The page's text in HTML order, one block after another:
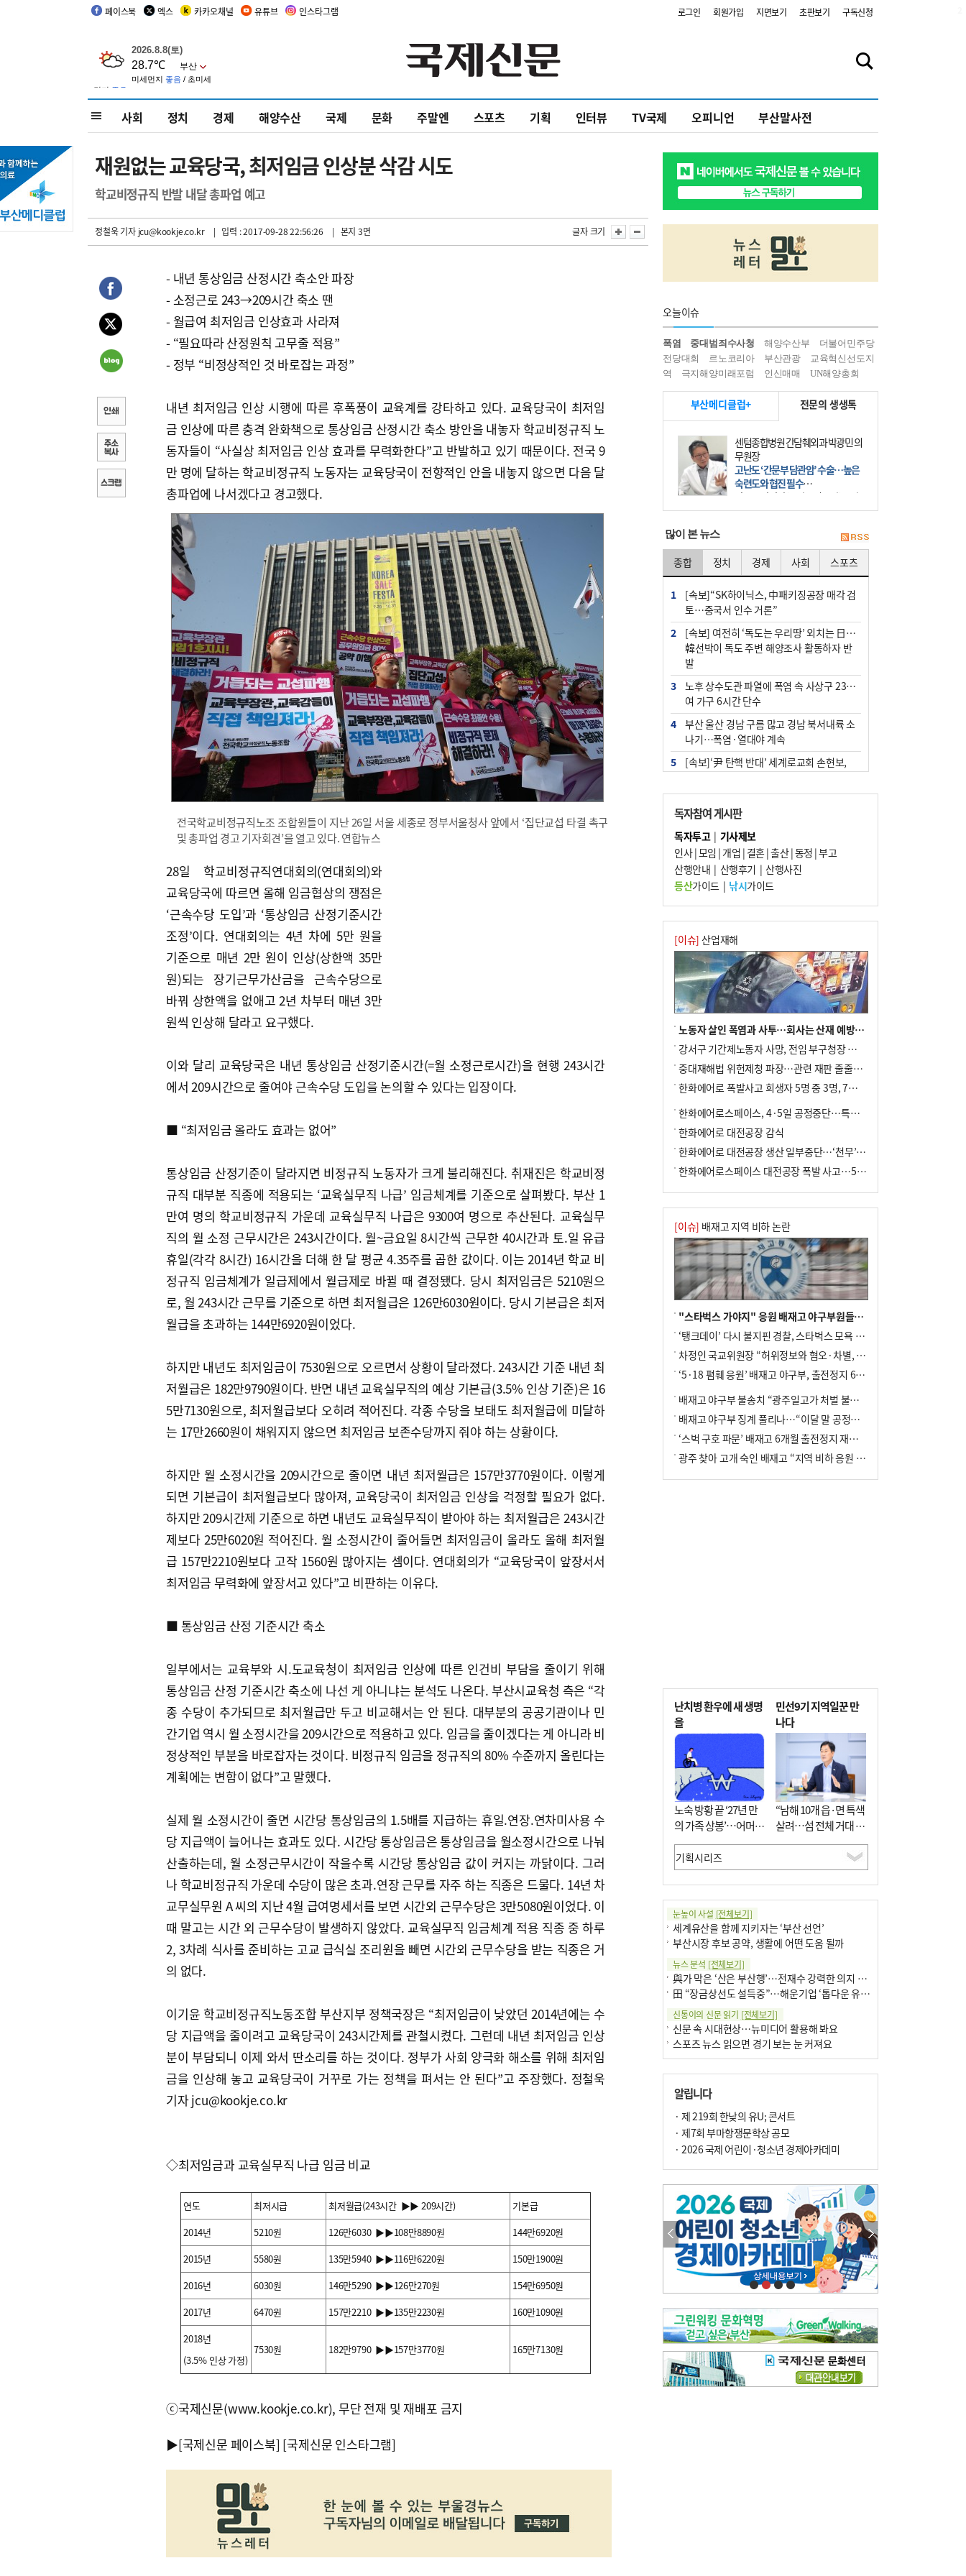
페이스북 엑스 카카오채널 유튜브 인스타그램 로그인 회원가입 지면보기 초판보기 구독신청
사회 정치 경제 해양수산 국제 문화 주말엔 스포츠 기획 인터뷰 TV국제 오피니언 부산말사전
재원없는 교육당국, 최저임금 인상분 삭감 시도
학교비정규직 반발 내달 총파업 예고
정철욱 기자jcu@kookje.co.kr | 입력 : 2017-09-28 22:56:26 | 본지 3면 글자 크기
- 내년 통상임금 산정시간 축소안 파장
- 소정근로 243→209시간 축소 땐
- 월급여 최저임금 인상효과 사라져
- “필요따라 산정원칙 고무줄 적용”
- 정부 “비정상적인 것 바로잡는 과정”
내년 최저임금 인상 시행에 따른 후폭풍이 교육계를 강타하고 있다. 교육당국이 최저임
금 인상에 따른 충격 완화책으로 통상임금 산정시간 축소 방안을 내놓자 학교비정규직 노
동자들이 “사실상 최저임금 인상 효과를 무력화한다”고 반발하고 있기 때문이다. 전국 9
만 명에 달하는 학교비정규직 노동자는 교육당국이 전향적인 안을 내놓지 않으면 다음 달
총파업에 나서겠다고 경고했다.
전국학교비정규직노조 조합원들이 지난 26일 서울 세종로 정부서울청사 앞에서 ‘집단교섭 타결 촉구
및 총파업 경고 기자회견’을 열고 있다. 연합뉴스
28일 학교비정규직연대회의(연대회의)와
교육당국에 따르면 올해 임금협상의 쟁점은
‘근속수당 도입’과 ‘통상임금 산정기준시간
조정’이다. 연대회의는 4년 차에 5만 원을
기준으로 매년 2만 원이 인상(상한액 35만
원)되는 장기근무가산금을 근속수당으로
바꿔 상한액을 없애고 2년 차부터 매년 3만
원씩 인상해 달라고 요구했다.
이와 달리 교육당국은 내년 통상임금 산정기준시간(=월 소정근로시간)을 현행 243시간
에서 209시간으로 줄여야 근속수당 도입을 논의할 수 있다는 입장이다.
■ “최저임금 올라도 효과는 없어”
통상임금 산정기준이 달라지면 비정규직 노동자가 크게 불리해진다. 취재진은 학교비정
규직 대부분 직종에 적용되는 ‘교육실무직 나급’ 임금체계를 기준으로 살펴봤다. 부산 1
만여 명의 학교비정규직 가운데 교육실무직 나급은 9300여 명으로 추산된다. 교육실무
직의 월 소정 근무시간은 243시간이다. 월~금요일 8시간씩 근무한 40시간과 토.일 유급
휴일(각각 8시간) 16시간을 더해 한 달 평균 4.35주를 곱한 값이다. 이는 2014년 학교 비
정규직 임금체계가 일급제에서 월급제로 바뀔 때 결정됐다. 당시 최저임금은 5210원으
로, 월 243시간 근무를 기준으로 하면 최저월급은 126만6030원이다. 당시 기본급은 최저
월급을 초과하는 144만6920원이었다.
하지만 내년도 최저임금이 7530원으로 오르면서 상황이 달라졌다. 243시간 기준 내년 최
저월급은 182만9790원이다. 반면 내년 교육실무직의 예상 기본급(3.5% 인상 기준)은 16
5만7130원으로, 최저월급보다 오히려 적어진다. 각종 수당을 보태도 최저월급에 미달하
는 17만2660원이 채워지지 않으면 최저임금 보존수당까지 줘야 하는 상황이다.
하지만 월 소정시간을 209시간으로 줄이면 내년 최저월급은 157만3770원이다. 이렇게
되면 기본급이 최저월급보다 많아져, 교육당국이 최저임금 인상을 걱정할 필요가 없다.
하지만 209시간제 기준으로 하면 내년도 교육실무직이 받아야 하는 최저월급은 243시간
제보다 25만6020원 적어진다. 월 소정시간이 줄어들면 최저임금이 올라도 올해 최저월
급 157만2210원보다 고작 1560원 많아지는 셈이다. 연대회의가 “교육당국이 앞장서서
최저임금 무력화에 앞장서고 있다”고 비판하는 이유다.
■ 통상임금 산정 기준시간 축소
일부에서는 교육부와 시.도교육청이 최저임금 인상에 따른 인건비 부담을 줄이기 위해
통상임금 산정 기준시간 축소에 나선 게 아니냐는 분석도 나온다. 부산시교육청 측은 “각
종 수당이 추가되므로 최저월급만 두고 비교해서는 안 된다. 대부분의 공공기관이나 민
간기업 역시 월 소정시간을 209시간으로 적용하고 있다. 임금을 줄이겠다는 게 아니라 비
정상적인 부분을 바로잡자는 것이다. 비정규직 임금을 정규직의 80% 수준까지 올린다는
계획에는 변함이 없다”고 말했다.
실제 월 소정시간이 줄면 시간당 통상임금의 1.5배를 지급하는 휴일.연장.연차미사용 수
당 지급액이 늘어나는 효과도 있다. 시간당 통상임금은 통상임금을 월소정시간으로 나눠
산출하는데, 월 소정근무시간이 작을수록 시간당 통상임금 값이 커지는 까닭이다. 그러
나 학교비정규직 가운데 수당이 많은 초과.연장 근무를 자주 하는 직종은 드물다. 14년 차
교무실무원 A 씨의 지난 4월 급여명세서를 보면 시간외 근무수당은 3만5080원이었다. 이
때 말고는 시간 외 근무수당이 발생하지 않았다. 교육실무직 임금체계 적용 직종 중 하루
2, 3차례 식사를 준비하는 고교 급식실 조리원을 빼면 시간외 근무수당을 받는 직종은 거
의 없다.
이기윤 학교비정규직노동조합 부산지부 정책국장은 “최저임금이 낮았던 2014년에는 수
당 지급액을 줄이려고 교육당국이 243시간제를 관철시켰다. 그런데 내년 최저임금 인상
분이 부담되니 이제 와서 딴소리를 하는 것이다. 정부가 사회 양극화 해소를 위해 최저임
금을 인상해 놓고 교육당국이 거꾸로 가는 정책을 펴서는 안 된다”고 주장했다. 정철욱
기자 jcu@kookje.co.kr
◇최저임금과 교육실무직 나급 임금 비교
연도 최저시급 최저월급(243시간 ▶▶ 209시간)
기본급
2014년
5210원 126만6030 ▶▶108만8890원
144만6920원
2015년
5580원 135만5940 ▶▶116만6220원
150만1900원
2016년
6030원 146만5290 ▶▶126만270원
154만6950원
2017년
6470원 157만2210 ▶▶135만2230원
160만1090원
2018년
(3.5% 인상 가정)
7530원 182만9790 ▶▶157만3770원 165만7130원
ⓒ국제신문(www.kookje.co.kr), 무단 전재 및 재배포 금지
▶[국제신문 페이스북] [국제신문 인스타그램]
오늘이슈
폭염 중대범죄수사청 해양수산부
더불어민주당
전당대회
르노코리아 부산관광
교육혁신선도지
역
극지해양미래포럼 인신매매 UN해양총회
부산메디클럽+ 전문의 생생톡
센텀종합병원 간담췌외과 박광민 의
무원장
고난도 ‘간문부 담관암’ 수술…높은
숙련도와 협진 필수
간문부 담관암(클라츠킨 종양)은 좌
우 간에서 나오는, 담관(담즙 배출 경
部)’에 생기는 악성 종양이다. 간동맥
문맥 림프절 담
많이 본 뉴스
종합 정치 경제 사회 스포츠
1
[속보]“SK하이닉스, 中패키징공장 매각 검
토…중국서 인수 거론”
2
[속보] 여전히 ‘독도는 우리땅’ 외치는 日…
韓선박이 독도 주변 해양조사 활동하자 반
발
3
노후 상수도관 파열에 폭염 속 사상구 2300
여 가구 6시간 단수
4
부산 울산 경남 구름 많고 경남 북서내륙 소
나기…폭염·열대야 계속
5
[속보]‘尹 탄핵 반대’ 세계로교회 손현보,
군사기밀 유출자 색출 지시
7
부산 주유소 휘발유 평균가 ℓ당 1849원…
전주보다 3원 ↓
8
[속보] ‘심판 성접대’ 논란 축구협회 공식 사
과…“현재는 부적절 행위 없어”
10 "올해 코스피 사이드카 43회 중 25회는 삼
전닉스 ETF 이후 발생"
독자참여 게시판
독자투고| 기사제보
인사|모임 | 개업 | 결혼|출산|동정 |부고
산행안내 | 산행후기 | 산행사진
등산가이드| 낚시가이드
[이슈] 산업재해
노동자 살인 폭염과 사투…회사는 산재 예방·전기료 절감 전력
강서구 기간제노동자 사망, 전임 부구청장 檢 송치
중대재해법 위헌제청 파장…관련 재판 줄줄이 브레이크
한화에어로 폭발사고 희생자 5명 중 3명, 7일 영면
한화에어로스페이스, 4·5일 공정중단…특별 안전점검
한화에어로 대전공장 감식
한화에어로 대전공장 생산 일부중단…‘천무’ 수출 비상
한화에어로스페이스 대전공장 폭발 사고…5명 사망·2명 부상(종합)
[이슈] 배재고 지역 비하 논란
"스타벅스 가야지" 응원 배재고 야구부원들, 학교서 징계 처분
‘탱크데이’ 다시 불지핀 경찰, 스타벅스 모욕 혐의 압수수색
차정인 국교위원장 “허위정보와 혐오·차별, 학교 교실까지 유입"
‘5·18 폄훼 응원’ 배재고 야구부, 출전정지 6개월→1개월 감경
배재고 야구부 불송치 “광주일고가 처벌 불원 의사 표해”
배재고 야구부 징계 풀리나…“이달 말 공정위서 재심의”
‘스벅 구호 파문’ 배재고 6개월 출전정지 재심 신청키로
광주 찾아 고개 숙인 배재고 “지역 비하 응원 잘못”(종합)
난치병 환우에 새 생명
을
노숙 방황 끝 ‘27년 만
의 가족 상봉’…어머니
와 행복 꿈꿔
민선9기 지역일꾼 만
나다
“남해 10개 읍·면 특색
살려…섬 전체 거대 정
원으로 조성”
눈높이 사설 [전체보기]
세계유산을 함께 지키자는 ‘부산 선언’
부산시장 후보 공약, 생활에 어떤 도움 될까
뉴스 분석 [전체보기]
與가 막은 ‘산은 부산행’…전재수 강력한 의지 표명 없인 공염불
田 “장금상선도 설득중”…해운기업 ‘톱다운 유치전’ 가속
신통이의 신문 읽기 [전체보기]
신문 속 시대현상…뉴미디어 활용해 봐요
스포츠 뉴스 읽으면 경기 보는 눈 커져요
구·군 승진 축하화분 관행 없애자니 소상공인 울상
팩트체크[전체보기]
의령 한우산 털중나리
한 손 뉴스[전체보기]
시민이 개발한 폭염 대응 앱 ‘그늘로’ 길안내 지도 등 인기
골목 맛집 발굴 고메 셀렉션…부산시, 페스티벌 시월 연계
오늘의 날씨-[전체보기]
오늘의 날씨- 2026년 8월 7일
오늘의 날씨- 2026년 8월 6일
우리 결혼해요-[전체보기]
우리 결혼해요- 김홍윤·정세빈 커플
알립니다
· 제 219회 한낮의 유U; 콘서트
· 제7회 부마항쟁문학상 공모
· 2026 국제 어린이·청소년 경제아카데미